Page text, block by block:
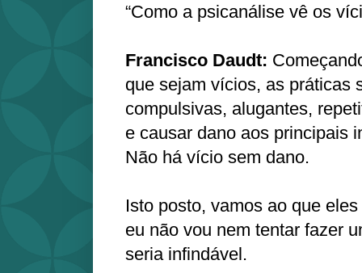
“Como a psicanálise vê os
Francisco Daudt:
que sejam vícios, as práticas
compulsivas, alugantes,
e causar dano aos principais
Não há vício sem dano.
Isto posto, vamos ao que
eu não vou nem tentar fazer
seria infindável.